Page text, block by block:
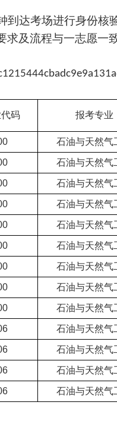
到达考场进行身份核
及流程与一志愿一
码 报考专业
石油与天然气
石油与天然气
石油与天然气
石油与天然气
石油与天然气
石油与天然气
石油与天然气
石油与天然气
石油与天然气
石油与天然气
石油与天然气
石油与天然气
石油与天然气